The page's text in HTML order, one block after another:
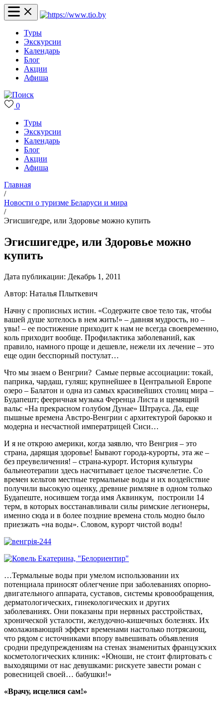
Туры
Экскурсии
Календарь
Блог
Акции
Афиша
0
Туры
Экскурсии
Календарь
Блог
Акции
Афиша
Главная
/
Новости о туризме Беларуси и мира
/
Эгисшигедре, или Здоровье можно купить
Эгисшигедре, или Здоровье можно
купить
Дата публикации: Декабрь 1, 2011
Автор: Наталья Плыткевич
Начну с прописных истин. «Содержите свое тело так, чтобы
вашей душе хотелось в нем жить!» – давняя мудрость, но –
увы! – ее постижение приходит к нам не всегда своевременно,
коль приходит вообще. Профилактика заболеваний, как
правило, намного проще и дешевле, нежели их лечение – это
еще один бесспорный постулат…
Что мы знаем о Венгрии? Самые первые ассоциации: токай,
паприка, чардаш, гуляш; крупнейшее в Центральной Европе
озеро – Балатон и одна из самых красивейших столиц мира –
Будапешт; фееричная музыка Ференца Листа и щемящий
вальс «На прекрасном голубом Дунае» Штрауса. Да, еще
пышные времена Австро-Венгрии с архитектурой барокко и
модерна и несчастной императрицей Сиси…
И я не открою америки, когда заявлю, что Венгрия – это
страна, дарящая здоровье! Бывают города-курорты, эта же –
без преувеличения! – страна-курорт. История культуры
бальнеотерапии здесь насчитывает целое тысячелетие. Со
времен кельтов местные термальные воды и их воздействие
получили высокую оценку, древние римляне в одном только
Будапеште, носившем тогда имя Аквинкум, построили 14
терм, в которых восстанавливали силы римские легионеры,
именно сюда и в более поздние времена столь модно было
приезжать «на воды». Словом, курорт чистой воды!
…Термальные воды при умелом использовании их
потенциала приносят облегчение при заболеваниях опорно-
двигательного аппарата, суставов, системы кровообращения,
дерматологических, гинекологических и других
заболеваниях. Они показаны при нервных расстройствах,
хронической усталости, желудочно-кишечных болезнях. Их
омолаживающий эффект временами настолько потрясающ,
что рядом с источниками впору вывешивать объявления
сродни предупреждениям на стенах знаменитых французских
косметологических клиник: «Юноши, не стоит флиртовать с
выходящими от нас девушками: рискуете завести роман с
ровесницей своей… бабушки!»
«Врачу, исцелися сам!»